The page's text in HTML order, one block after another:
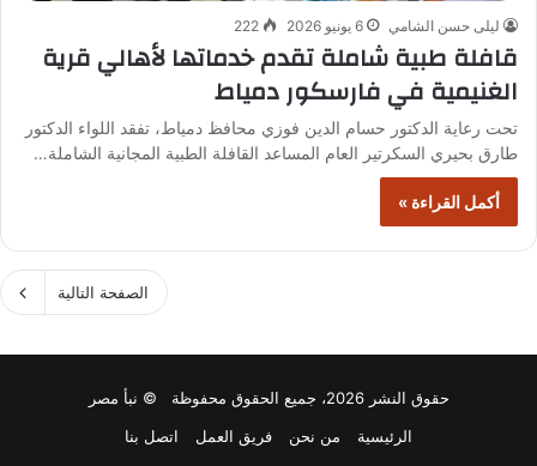
ليلى حسن الشامي 6 يونيو 2026 222
قافلة طبية شاملة تقدم خدماتها لأهالي قرية
الغنيمية في فارسكور دمياط
تحت رعاية الدكتور حسام الدين فوزي محافظ دمياط، تفقد اللواء الدكتور
طارق بحيري السكرتير العام المساعد القافلة الطبية المجانية الشاملة…
أكمل القراءة »
الصفحة التالية
حقوق النشر 2026، جميع الحقوق محفوظة © نبأ مصر
الرئيسية
من نحن فريق العمل اتصل بنا